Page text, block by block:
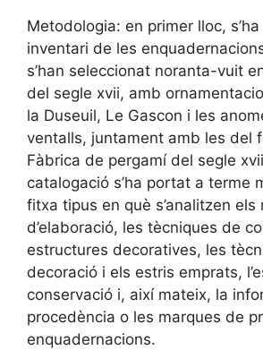
Metodologia: en primer lloc,
inventari de les
s’han seleccionat noranta-vuit
del segle xvii, amb
la Duseuil, Le Gascon i les
ventalls, juntament amb les del
Fàbrica de pergamí del segle
catalogació s’ha portat a terme
fitxa tipus en què s’analitzen els
d’elaboració, les tècniques de
estructures decoratives, les
decoració i els estris emprats,
conservació i, així mateix, la
procedència o les marques de
enquadernacions.